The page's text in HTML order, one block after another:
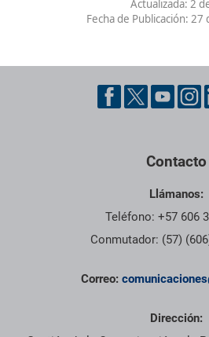
Actualizada: 2
Fecha de Publicación: 27
Contacto
Llámanos:
Teléfono: +57 606
Conmutador: (57)
Correo:
Dirección: